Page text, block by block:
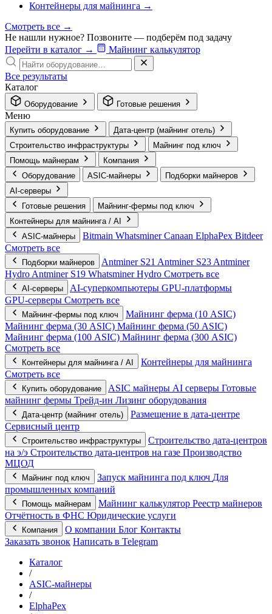
Контейнеры для майнинга →
Смотреть все →
Не нашли нужное? Позвоните — подберём под задачу
Перейти в каталог → Майнинг калькулятор
Все результаты
Каталог
Оборудование Готовые решения
Меню
Купить оборудование
Дата-центр (майнинг отель)
Строительство инфраструктуры
Майнинг под ключ
Помощь майнерам
Компания
Оборудование
ASIC-майнеры
Подборки майнеров
AI‑серверы
Готовые решения
Майнинг-фермы под ключ
Контейнеры для майнинга / AI
ASIC-майнеры
Bitmain WhatsminerCanaan ElphaPex Bitdeer
Смотреть все
Подборки майнеров Antminer S21 Antminer S23 Antminer
Hydro Antminer S19 Whatsminer Hydro Смотреть все
AI‑серверы AI‑суперкомпьютеры GPU‑платформы
GPU‑серверы Смотреть все
Майнинг-фермы под ключ
Майнинг ферма (10 ASIC)
Майнинг ферма (30 ASIC) Майнинг ферма (50 ASIC)
Майнинг ферма (100 ASIC) Майнинг ферма (300 ASIC)
Смотреть все
Контейнеры для майнинга / AI
Контейнеры для майнинга
Смотреть все
Купить оборудование ASIC майнеры AI серверы Готовые
майнинг фермы Трейд-ин Лизинг оборудования
Дата-центр (майнинг отель)
Размещение в дата-центре
Сервисный центр
Строительство инфраструктуры
Строительство дата-центров
на э/э Строительство дата-центров на газе Производство
МЦОД
Майнинг под ключ Запуск майнинга под ключ Для
промышленных компаний
Помощь майнерам Майнинг калькулятор Реестр майнеров
Отчётность в ФНС Юридические услуги
Компания О компании Блог Контакты
Заказать звонок Написать в Telegram
Каталог
/
ASIC-майнеры
/
ElphaPex